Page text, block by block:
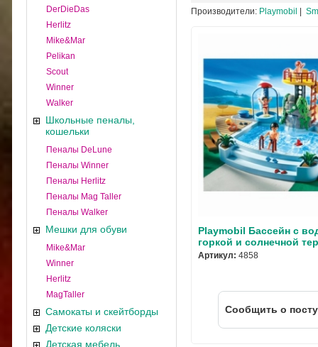
DerDieDas
Herlitz
Mike&Mar
Pelikan
Scout
Winner
Walker
Школьные пеналы,
кошельки
Пеналы DeLune
Пеналы Winner
Пеналы Herlitz
Пеналы Mag Taller
Пеналы Walker
Мешки для обуви
Mike&Mar
Winner
Herlitz
MagTaller
Самокаты и скейтборды
Детские коляски
Детская мебель
Производители: Playmobil
Playmobil Бассейн с
горкой и солнечной
Артикул: 4858
Cообщить о